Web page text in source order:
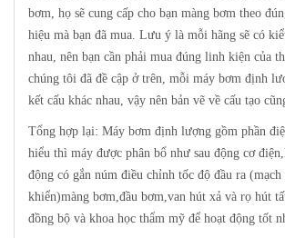
bơm, họ sẽ cung cấp cho bạn màng bơm theo
hiệu mà bạn đã mua. Lưu ý là mỗi hãng sẽ có
nhau, nên bạn cần phải mua đúng linh kiện của
chúng tôi đã đề cập ở trên, mỗi máy bơm định
kết cấu khác nhau, vậy nên bản vẽ về cấu tạo
Tổng hợp lại: Máy bơm định lượng gồm phần
hiểu thì máy được phân bổ như sau động cơ
động có gắn núm điều chỉnh tốc độ đầu ra (mạch
khiển)màng bơm,đầu bơm,van hút xả và rọ hút
đồng bộ và khoa học thẩm mỹ để hoạt động tốt